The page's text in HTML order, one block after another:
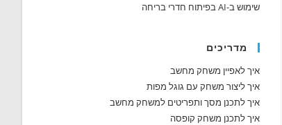
שימוש ב-AI בפיתוח חדרי בריחה
מדריכים
איך לאפיין משחק מחשב
איך ליצור משחק עם גוגל מפות
איך לתכנן מסך ותפריטים למשחק מחשב
איך לתכנן משחק קופסה